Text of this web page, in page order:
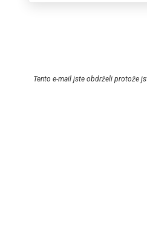
Tento e-mail jste obdrželi protože